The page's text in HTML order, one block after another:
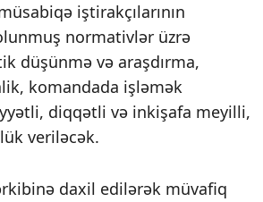
iştirakçılarının
normativlər üzrə
düşünmə və araşdırma,
komandada işləmək
diqqətli və inkişafa meyilli,
veriləcək.
daxil edilərək müvafiq